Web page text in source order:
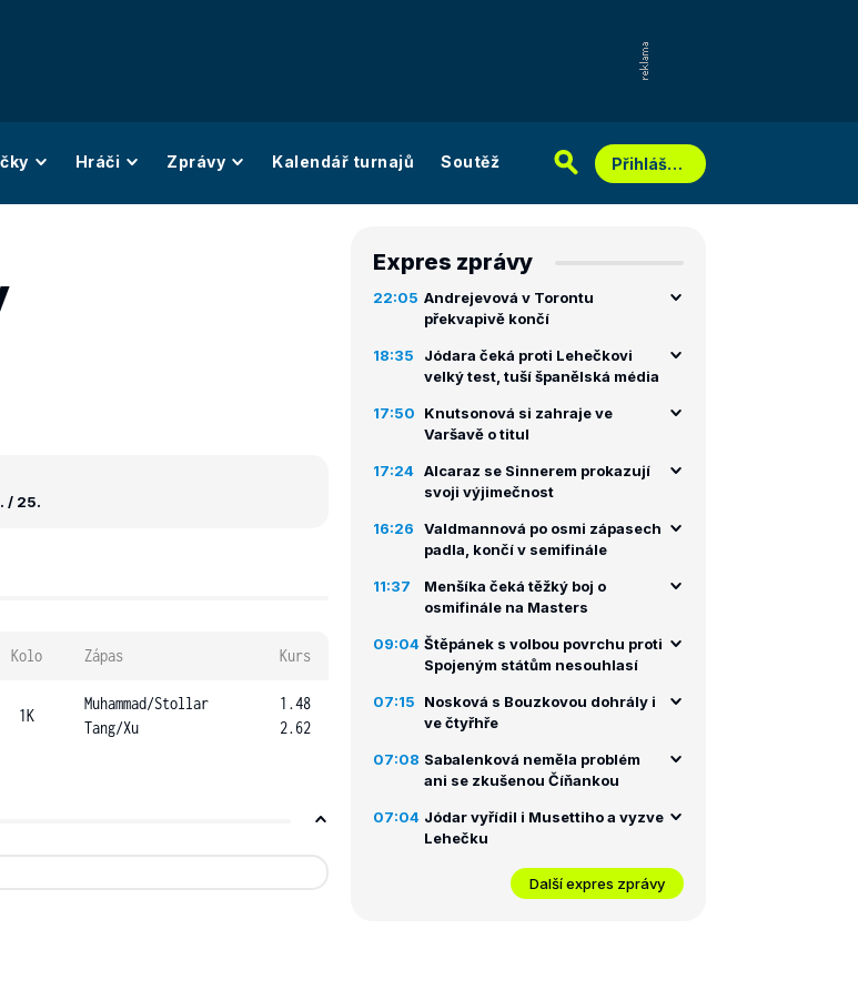
Hráči Zprávy Kalendář turnajů Soutěž Přihlášení
/ 25.
Kolo Zápas Kurs
1K
Muhammad/Stollar
Tang/Xu
1.48
2.62
Expres zprávy
22:05 Andrejevová v Torontu
překvapivě končí
18:35
Jódara čeká proti Lehečkovi
velký test, tuší španělská média
17:50
Knutsonová si zahraje ve
Varšavě o titul
17:24 Alcaraz se Sinnerem prokazují
svoji výjimečnost
16:26
Valdmannová po osmi zápasech
padla, končí v semifinále
11:37
Menšíka čeká těžký boj o
osmifinále na Masters
09:04 Štěpánek s volbou povrchu proti
Spojeným státům nesouhlasí
07:15
Nosková s Bouzkovou dohrály i
ve čtyřhře
07:08 Sabalenková neměla problém
ani se zkušenou Číňankou
07:04 Jódar vyřídil i Musettiho a vyzve
Lehečku
Další expres zprávy